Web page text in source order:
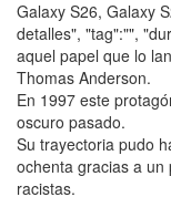
Galaxy S26, Galaxy
detalles", "tag":"",
aquel papel que lo
Thomas Anderson.
En 1997 este
oscuro pasado.
Su trayectoria pudo
ochenta gracias a
racistas.